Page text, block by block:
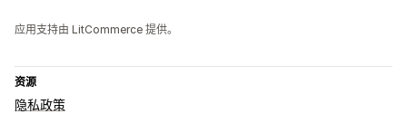
应用支持由 LitCommerce 提供。
资源
隐私政策